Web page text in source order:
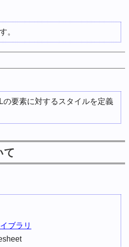
。
要素に対するスタイルを定義
て
ブラリ